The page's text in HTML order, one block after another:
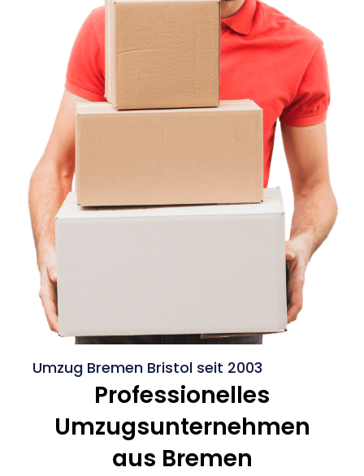
Umzug Bremen Bristol seit 2003
Professionelles
Umzugsunternehmen
aus Bremen